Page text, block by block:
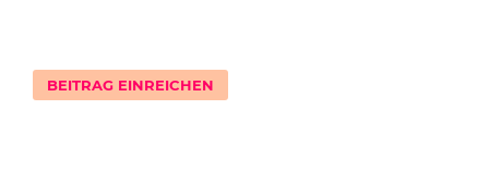
BEITRAG EINREICHEN